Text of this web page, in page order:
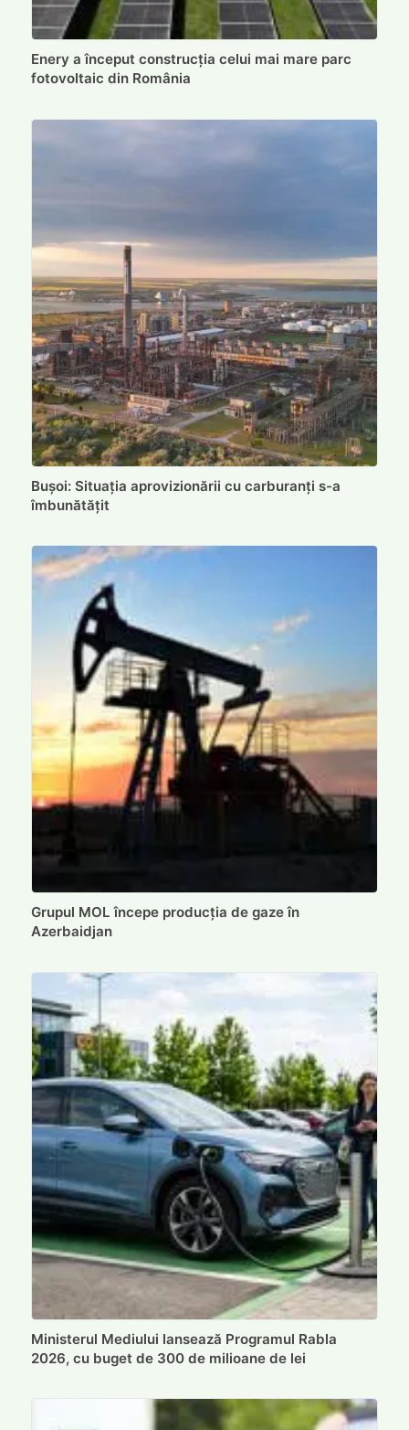
Enery a început construcția celui mai mare parc
fotovoltaic din România
Bușoi: Situația aprovizionării cu carburanți s-a
îmbunătățit
Grupul MOL începe producția de gaze în
Azerbaidjan
Ministerul Mediului lansează Programul Rabla
2026, cu buget de 300 de milioane de lei